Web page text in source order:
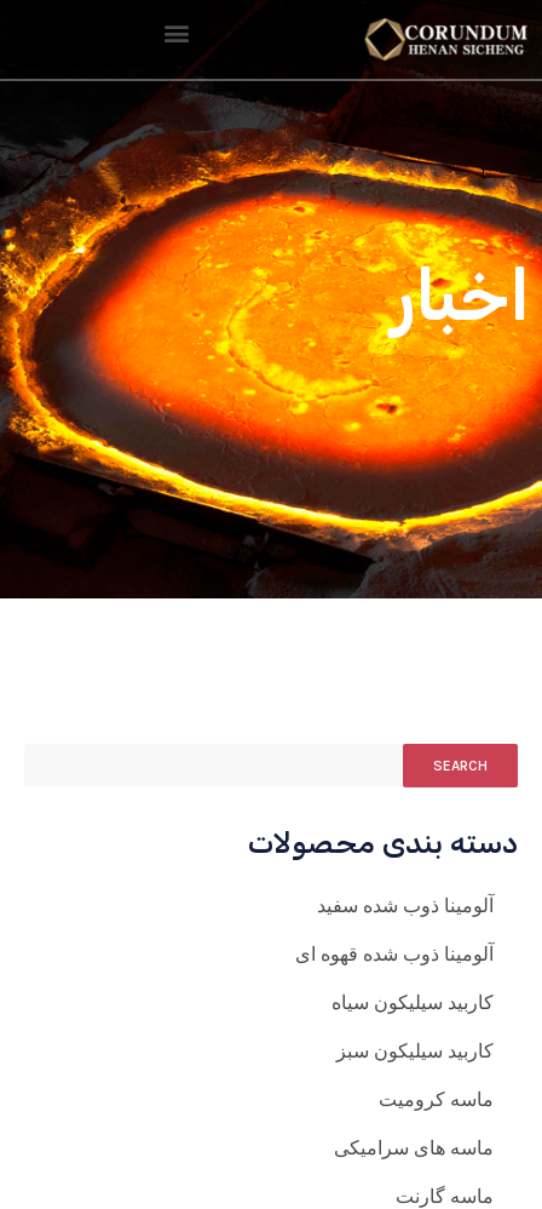
اخبار
SEARCH
دسته بندی محصولات
آلومینا ذوب شده سفید
آلومینا ذوب شده قهوه ای
کاربید سیلیکون سیاه
کاربید سیلیکون سبز
ماسه کرومیت
ماسه های سرامیکی
ماسه گارنت